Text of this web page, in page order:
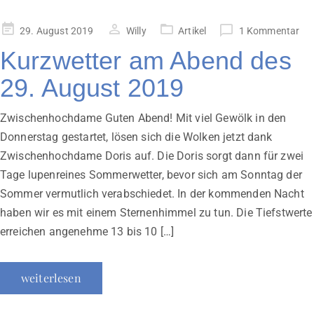
Veröffentlicht
29. August 2019 Willy Artikel 1 Kommentar
Kurzwetter am Abend des
29. August 2019
Zwischenhochdame Guten Abend! Mit viel Gewölk in den
Donnerstag gestartet, lösen sich die Wolken jetzt dank
Zwischenhochdame Doris auf. Die Doris sorgt dann für zwei
Tage lupenreines Sommerwetter, bevor sich am Sonntag der
Sommer vermutlich verabschiedet. In der kommenden Nacht
haben wir es mit einem Sternenhimmel zu tun. Die Tiefstwerte
erreichen angenehme 13 bis 10 […]
weiterlesen